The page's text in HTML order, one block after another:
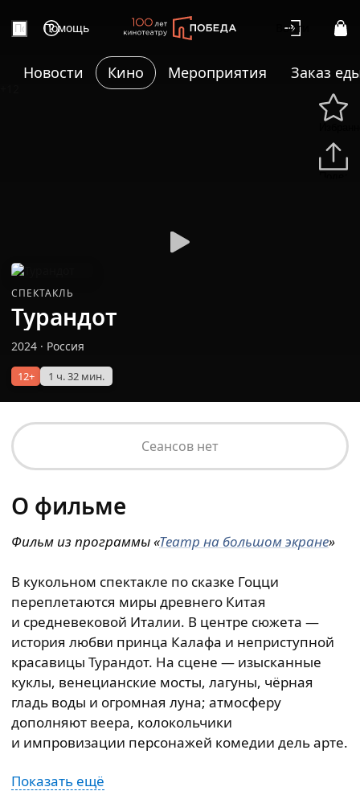
Помощь Войти
Новости Кино Мероприятия Заказ
СПЕКТАКЛЬ
Турандот
2024 · Россия
12+ 1 ч. 32 мин.
Сеансов нет
О фильме
Фильм из программы«Театр на большом экране»
В кукольном спектакле по сказке Гоцци
переплетаются миры древнего Китая
и средневековой Италии. В центре сюжета —
история любви принца Калафа и неприступной
красавицы Турандот. На сцене — изысканные
куклы, венецианские мосты, лагуны, чёрная
гладь воды и огромная луна; атмосферу
дополняют веера, колокольчики
и импровизации персонажей комедии дель арте.
Показать ещё